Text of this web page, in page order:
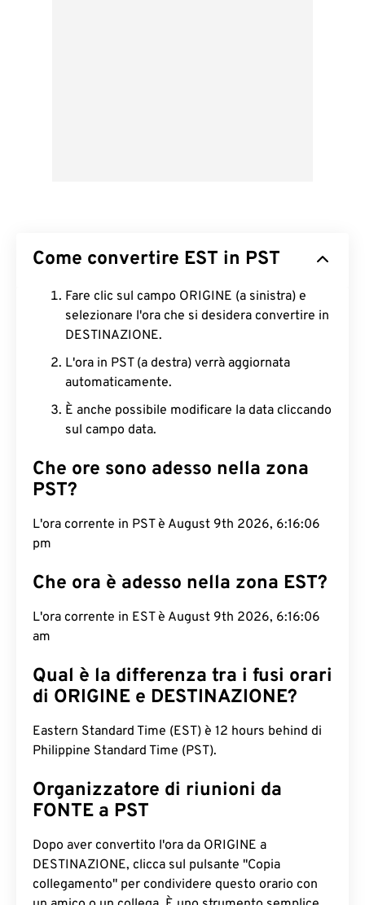
Come convertire EST in PST
Fare clic sul campo ORIGINE (a sinistra) e
selezionare l'ora che si desidera convertire in
DESTINAZIONE.
L'ora in PST (a destra) verrà aggiornata
automaticamente.
È anche possibile modificare la data cliccando
sul campo data.
Che ore sono adesso nella zona
PST?
L'ora corrente in PST è August 9th 2026, 6:16:07
pm
Che ora è adesso nella zona EST?
L'ora corrente in EST è August 9th 2026, 6:16:07
am
Qual è la differenza tra i fusi orari
di ORIGINE e DESTINAZIONE?
Eastern Standard Time (EST) è 12 hours behind di
Philippine Standard Time (PST).
Organizzatore di riunioni da
FONTE a PST
Dopo aver convertito l'ora da ORIGINE a
DESTINAZIONE, clicca sul pulsante "Copia
collegamento" per condividere questo orario con